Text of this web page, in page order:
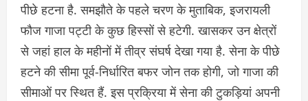
पीछे हटना है. समझौते के पहले चरण के मुताबिक, इजरायली
फौज गाजा पट्टी के कुछ हिस्सों से हटेगी. खासकर उन क्षेत्रों
से जहां हाल के महीनों में तीव्र संघर्ष देखा गया है. सेना के पीछे
हटने की सीमा पूर्व-निर्धारित बफर जोन तक होगी, जो गाजा की
सीमाओं पर स्थित हैं. इस प्रक्रिया में सेना की टुकड़ियां अपनी